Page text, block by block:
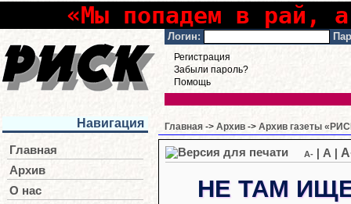
«Мы попадем в рай,
Логин:
Регистрация
Забыли пароль?
Помощь
Навигация
Главная
Архив
О нас
Главная -> Архив -> Архив газеты
A- A
НЕ ТАМ